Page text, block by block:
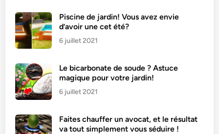
Piscine de jardin! Vous avez envie
d’avoir une cet été?
6 juillet 2021
Le bicarbonate de soude ? Astuce
magique pour votre jardin!
6 juillet 2021
Faites chauffer un avocat, et le résultat
va tout simplement vous séduire !